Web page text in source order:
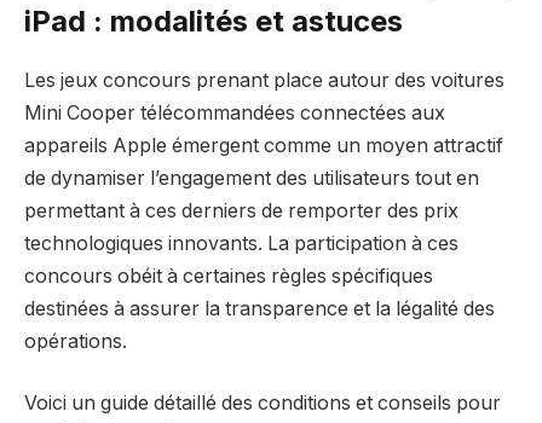
iPad : modalités et astuces
Les jeux concours prenant place autour des voitures
Mini Cooper télécommandées connectées aux
appareils Apple émergent comme un moyen attractif
de dynamiser l’engagement des utilisateurs tout en
permettant à ces derniers de remporter des prix
technologiques innovants. La participation à ces
concours obéit à certaines règles spécifiques
destinées à assurer la transparence et la légalité des
opérations.
Voici un guide détaillé des conditions et conseils pour